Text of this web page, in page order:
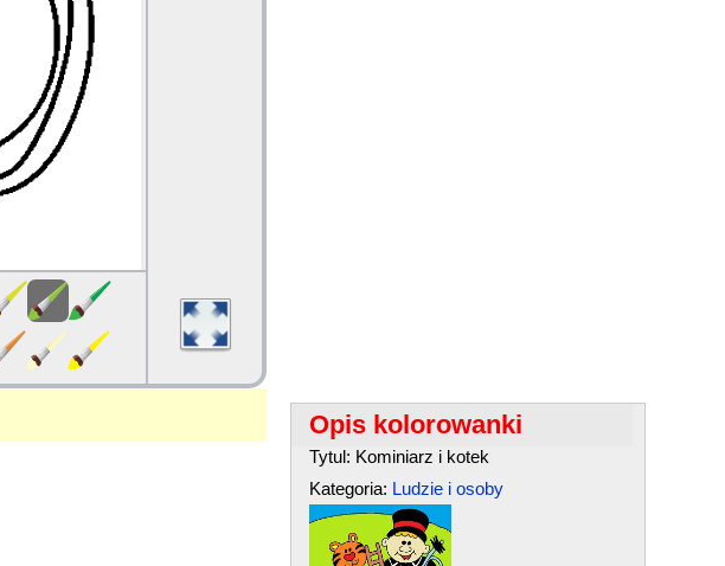
Opis kolorowanki
Tytul: Kominiarz i kotek
Kategoria: Ludzie i osoby